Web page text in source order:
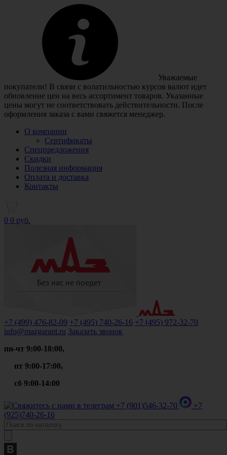
Уважаемые
покупатели! В связи с волатильностью курсов валют идет
обновление цен на весь ассортимент товаров. Указанные
цены могут не соответствовать действительности. После
оформления заказа с вами свяжется менеджер.
О компании
Сертификаты
Спецпредложения
Скидки
Полезная информация
Оплата и доставка
Контакты
0 0 руб.
+7 (499) 476-82-09 +7 (495) 740-26-16 +7 (495) 972-32-70
info@mazgarant.ru Заказать звонок
пн-чт 9:00-18:00,
пт 9:00-17:00,
сб 9:00-14:00
+7 (901)546-32-70
+7
(925)740-26-16